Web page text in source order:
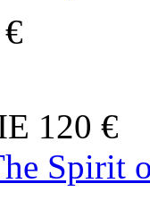
120 €
Spirit